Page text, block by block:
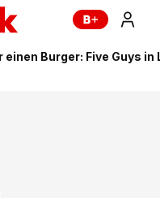
einen Burger: Five Guys